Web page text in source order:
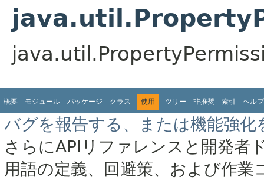
概要 モジュール パッケージ クラス 使用 ツリー 非推奨 索引 ヘルプ
バグを報告する、または機能強化
さらにAPIリファレンスと開発者
用語の定義、回避策、および作